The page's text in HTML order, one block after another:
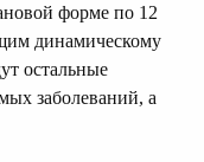
форме по 12
динамическому
остальные
заболеваний, а